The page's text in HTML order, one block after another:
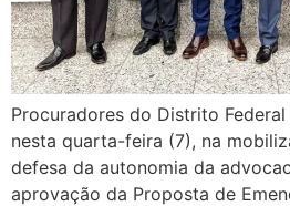
Procuradores do Distrito
nesta quarta-feira (7), na
defesa da autonomia da
aprovação da Proposta de